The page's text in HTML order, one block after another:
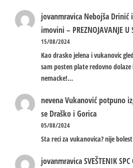
jovanmravica Nebojša Drinić
imovini – PREZNOJAVANJE U
15/08/2024
Kao drasko jelena i vukanovic
sam posten plate redovno
nemacke!…
nevenaVukanović potpuno
se Draško i Gorica
05/08/2024
Sta reci za vukanovica? nije
jovanmravicaSVEŠTENIK